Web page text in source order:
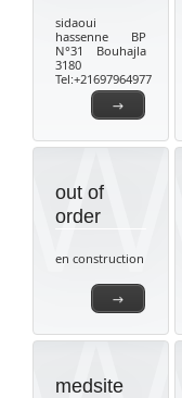
→
sidaoui
hassenne BP
N°31 Bouhajla
3180
Tel:+21697964977
→
out of
order
en construction
medsite